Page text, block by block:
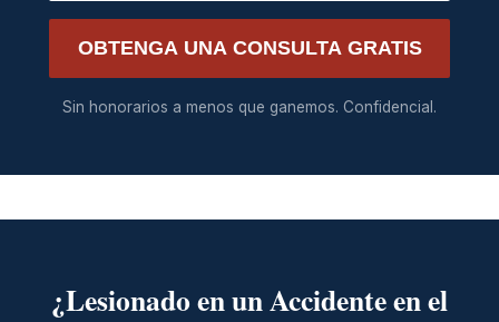
OBTENGA UNA CONSULTA GRATIS
Sin honorarios a menos que ganemos. Confidencial.
¿Lesionado en un Accidente en el